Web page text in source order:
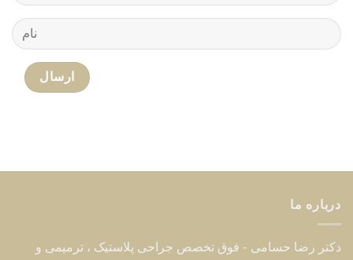
درباره ما
دکتر رضا حسامی - فوق تخصص جراحی پلاستیک ، ترمیمی و